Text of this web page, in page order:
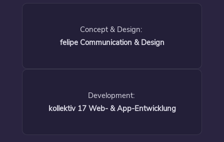
Concept & Design:
felipe Communication & Design
Development:
kollektiv 17 Web- & App-Entwicklung